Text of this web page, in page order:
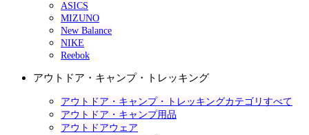
ASICS
MIZUNO
New Balance
NIKE
Reebok
アウトドア・キャンプ・トレッキング
アウトドア・キャンプ・トレッキングカテゴリすべて
アウトドア・キャンプ用品
アウトドアウェア